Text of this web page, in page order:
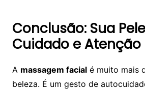
Conclusão: Sua
Cuidado e Atenção
A massagem facialé muito mais
beleza. É um gesto de